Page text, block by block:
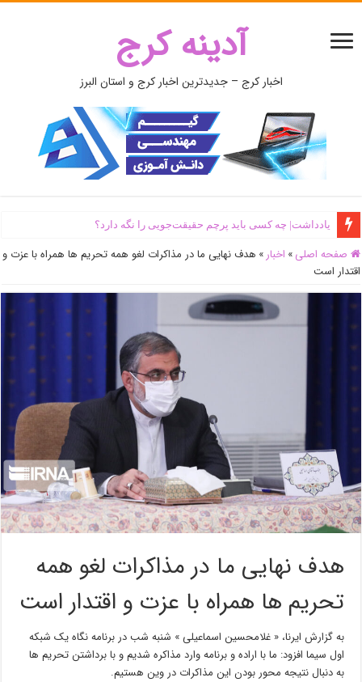
آدینه کرج
اخبار کرج – جدیدترین اخبار کرج و استان البرز
یادداشت| ‌چه کسی باید پرچم حقیقت‌جویی را نگه دارد؟
صفحه اصلی » اخبار » هدف نهایی ما در مذاکرات لغو همه تحریم ها همراه با عزت و
اقتدار است
هدف نهایی ما در مذاکرات لغو همه
تحریم ها همراه با عزت و اقتدار است
به گزارش ایرنا، « غلامحسین اسماعیلی » شنبه شب در برنامه نگاه یک شبکه
اول سیما افزود: ما با اراده و برنامه وارد مذاکره شدیم و با برداشتن تحریم ها
به دنبال نتیجه محور بودن این مذاکرات در وین هستیم.